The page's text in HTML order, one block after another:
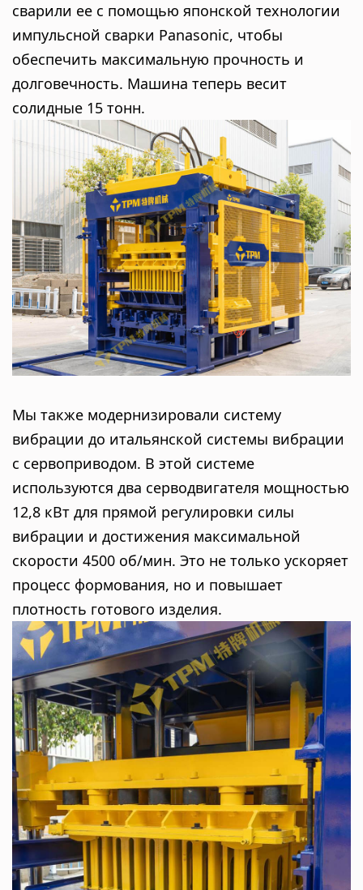
сварили ее с помощью японской технологии
импульсной сварки Panasonic, чтобы
обеспечить максимальную прочность и
долговечность. Машина теперь весит
солидные 15 тонн.
Мы также модернизировали систему
вибрации до итальянской системы вибрации
с сервоприводом. В этой системе
используются два серводвигателя мощностью
12,8 кВт для прямой регулировки силы
вибрации и достижения максимальной
скорости 4500 об/мин. Это не только ускоряет
процесс формования, но и повышает
плотность готового изделия.